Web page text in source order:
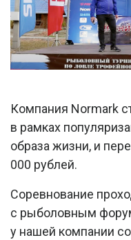
Компания Normark
в рамках
образа жизни, и
000 рублей.
Соревнование
с рыболовным
у нашей компании